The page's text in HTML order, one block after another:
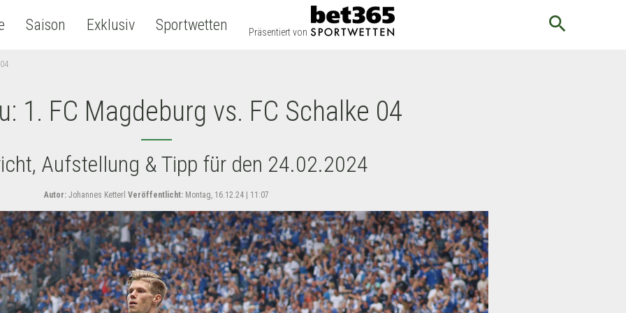
Saison Exklusiv Sportwetten Präsentiert von search
1. FC Magdeburg vs. FC Schalke 04
Aufstellung & Tipp für den 24.02.2024
Autor: Johannes Ketterl Veröffentlicht: Montag, 16.12.24 | 11:07